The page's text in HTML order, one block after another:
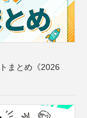
まとめ《2026